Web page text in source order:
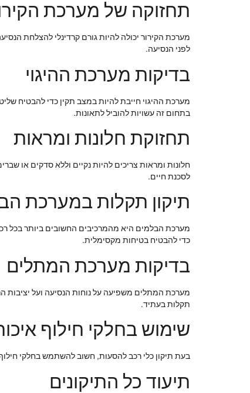
תחזוקה של מערכת
מערכת הקירור יכולה להיות גורם קרדינלי להצלחת
לפני הנסיעה.
בדיקות מערכת ההיגוי
מערכת ההיגוי חייבת להיות במצב תקין כדי להבטיח
בתחום זה עשויות להוביל לתאונות.
תחזוקת חלונות ומראות
חלונות ומראות צריכים להיות נקיים וללא סדקים או
לסכנת חיים.
תיקון תקלות במערכת
מערכת הבלמים היא מהמרכיבים החשובים ביותר בכל
כדי להבטיח בטיחות מקסימלית.
בדיקות מערכת המתלים
מערכת המתלים משפיעה על נוחות הנסיעה ועל יציבות
תקלות בעתיד.
שימוש בחלקי חילוף
בעת תיקון כלי רכב להסעות, חשוב להשתמש בחלקי
תיעוד כל התיקונים